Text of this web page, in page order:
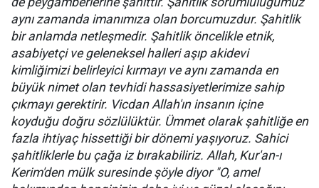
aynı zamanda imanımıza olan borcumuzdur. Şahitlik
bir anlamda netleşmedir. Şahitlik öncelikle etnik,
asabiyetçi ve geleneksel halleri aşıp akidevi
kimliğimizi belirleyici kırmayı ve aynı zamanda en
büyük nimet olan tevhidi hassasiyetlerimize sahip
çıkmayı gerektirir. Vicdan Allah'ın insanın içine
koyduğu doğru sözlülüktür. Ümmet olarak şahitliğe en
fazla ihtiyaç hissettiği bir dönemi yaşıyoruz. Sahici
şahitliklerle bu çağa iz bırakabiliriz. Allah, Kur'an-ı
Kerim'den mülk suresinde şöyle diyor "O, amel